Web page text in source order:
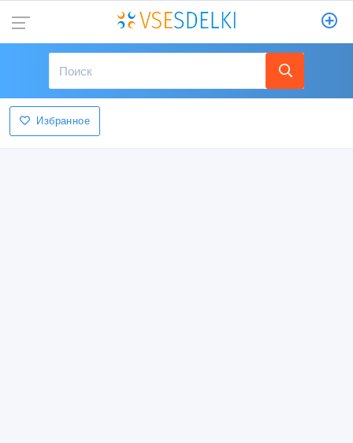
Избранное